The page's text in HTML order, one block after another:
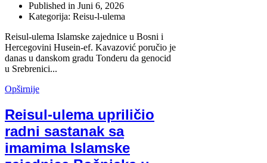
Published in Juni 6, 2026
Kategorija: Reisu-l-ulema
Reisul-ulema Islamske zajednice u Bosni i
Hercegovini Husein-ef. Kavazović poručio je
danas u danskom gradu Tonderu da genocid
u Srebrenici...
Opširnije
Reisul-ulema upriličio
radni sastanak sa
imamima Islamske